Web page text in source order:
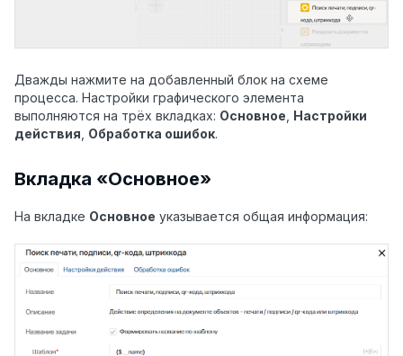
Дважды нажмите на добавленный блок на схеме
процесса. Настройки графического элемента
выполняются на трёх вкладках: Основное Настройки
действия Обработка ошибок.
Вкладка «Основное»
На вкладке Основное указывается общая информация: